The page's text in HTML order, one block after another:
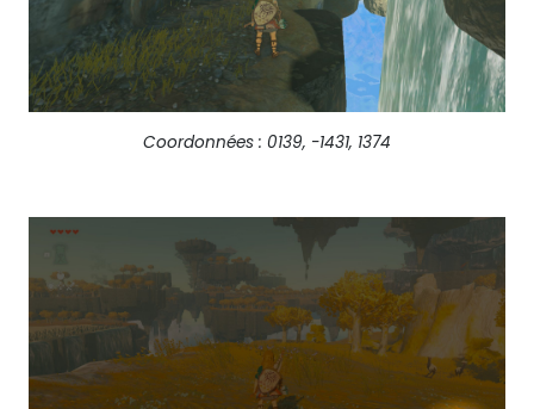
Coordonnées : 0139, -1431, 1374